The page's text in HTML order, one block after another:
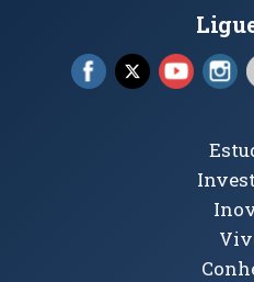
Facebook (abre
X (abre em
Tópicos